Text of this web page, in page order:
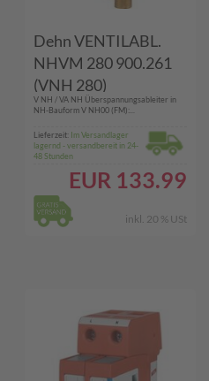
Dehn VENTILABL.
NHVM 280 900.261
(VNH 280)
V NH / VA NH Überspannungsableiter in
NH-Bauform V NH00 (FM):...
Lieferzeit: Im Versandlager
lagernd - versandbereit in 24-
48 Stunden
EUR 133.99
inkl. 20 % USt